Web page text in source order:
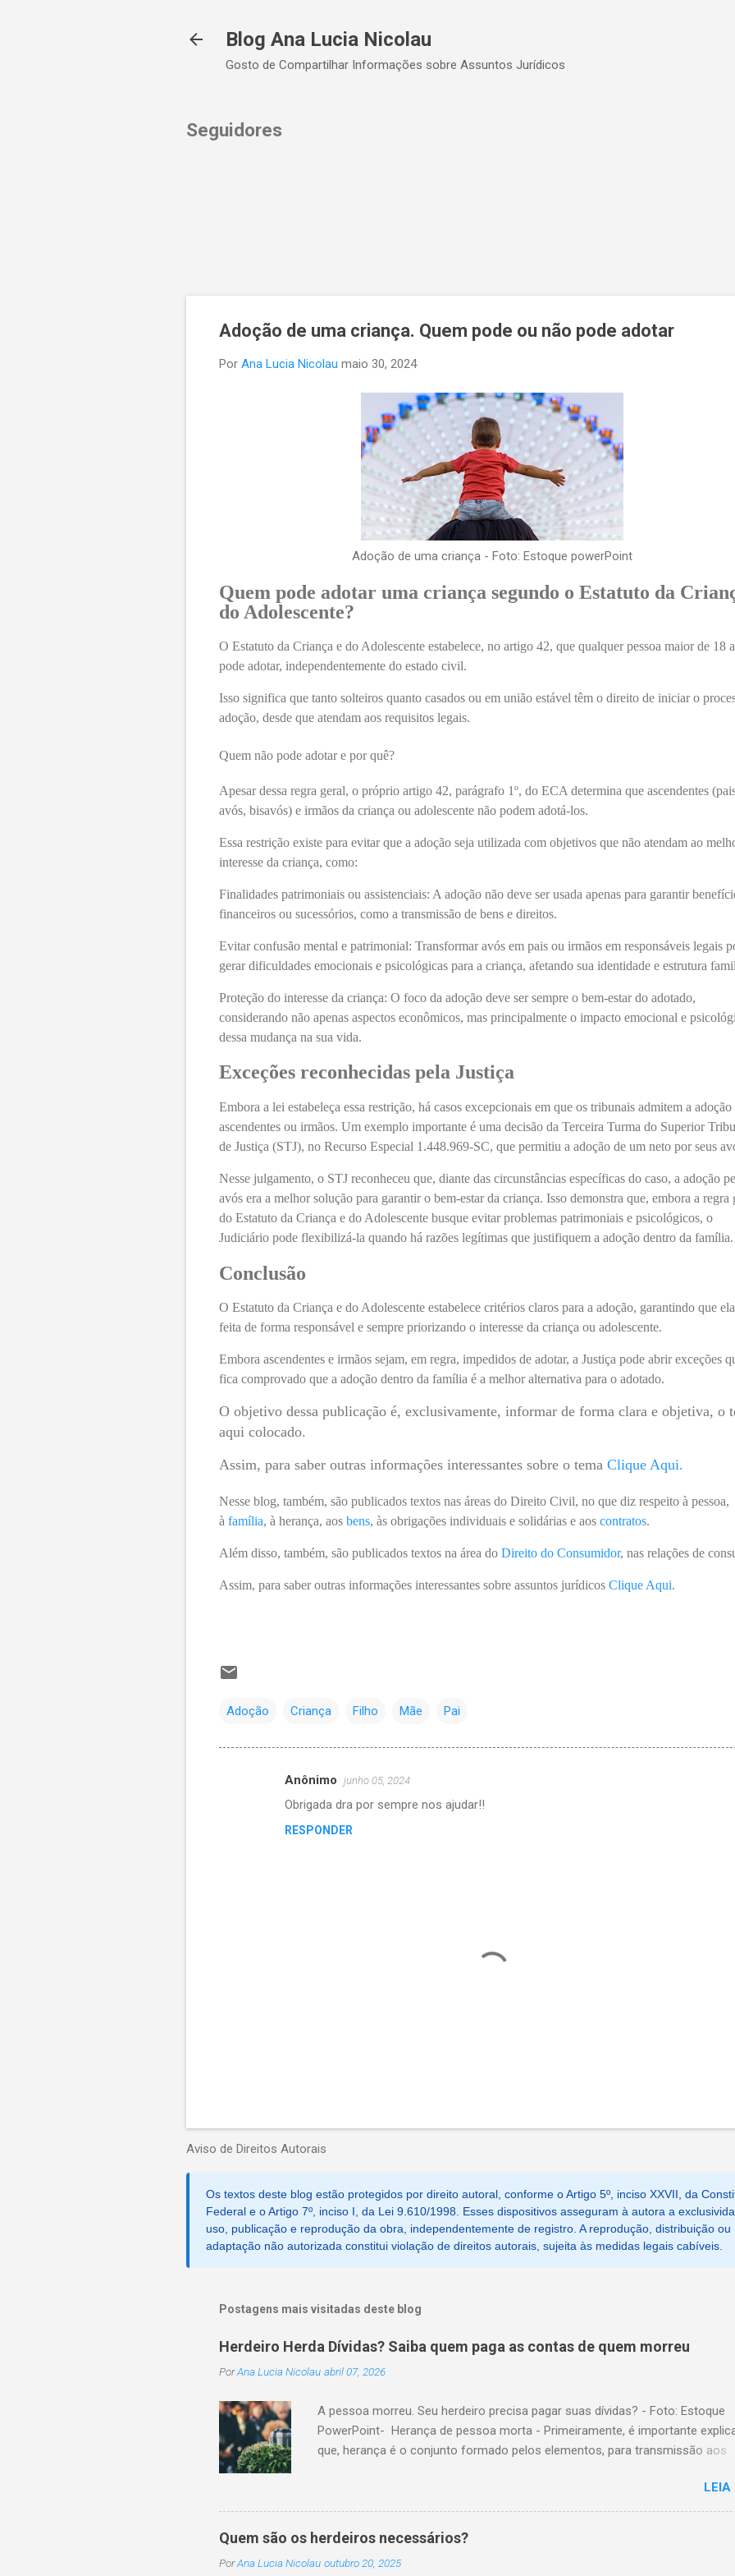
Blog Ana Lucia Nicolau
Gosto de Compartilhar Informações sobre Assuntos Jurídicos
Seguidores
Adoção de uma criança. Quem pode ou não pode adotar
Por Ana Lucia Nicolau maio 30, 2024
Adoção de uma criança - Foto: Estoque powerPoint
Quem pode adotar uma criança segundo o Estatuto da
do Adolescente?
O Estatuto da Criança e do Adolescente estabelece, no artigo 42, que qualquer pessoa maior de 18
pode adotar, independentemente do estado civil.
Isso significa que tanto solteiros quanto casados ou em união estável têm o direito de iniciar o
adoção, desde que atendam aos requisitos legais.
Quem não pode adotar e por quê?
Apesar dessa regra geral, o próprio artigo 42, parágrafo 1º, do ECA determina que ascendentes
avós, bisavós) e irmãos da criança ou adolescente não podem adotá-los.
Essa restrição existe para evitar que a adoção seja utilizada com objetivos que não atendam ao
interesse da criança, como:
Finalidades patrimoniais ou assistenciais: A adoção não deve ser usada apenas para garantir
financeiros ou sucessórios, como a transmissão de bens e direitos.
Evitar confusão mental e patrimonial: Transformar avós em pais ou irmãos em responsáveis legais
gerar dificuldades emocionais e psicológicas para a criança, afetando sua identidade e estrutura
Proteção do interesse da criança: O foco da adoção deve ser sempre o bem-estar do adotado,
considerando não apenas aspectos econômicos, mas principalmente o impacto emocional e
dessa mudança na sua vida.
Exceções reconhecidas pela Justiça
Embora a lei estabeleça essa restrição, há casos excepcionais em que os tribunais admitem a
ascendentes ou irmãos. Um exemplo importante é uma decisão da Terceira Turma do Superior
de Justiça (STJ), no Recurso Especial 1.448.969-SC, que permitiu a adoção de um neto por seus
Nesse julgamento, o STJ reconheceu que, diante das circunstâncias específicas do caso, a adoção
avós era a melhor solução para garantir o bem-estar da criança. Isso demonstra que, embora a regra
do Estatuto da Criança e do Adolescente busque evitar problemas patrimoniais e psicológicos, o
Judiciário pode flexibilizá-la quando há razões legítimas que justifiquem a adoção dentro da família.
Conclusão
O Estatuto da Criança e do Adolescente estabelece critérios claros para a adoção, garantindo que
feita de forma responsável e sempre priorizando o interesse da criança ou adolescente.
Embora ascendentes e irmãos sejam, em regra, impedidos de adotar, a Justiça pode abrir exceções
fica comprovado que a adoção dentro da família é a melhor alternativa para o adotado.
O objetivo dessa publicação é, exclusivamente, informar de forma clara e objetiva, o
aqui colocado.
Assim, para saber outras informações interessantes sobre o tema Clique Aqui.
Nesse blog, também, são publicados textos nas áreas do Direito Civil, no que diz respeito à pessoa,
à família, à herança, aos bens, às obrigações individuais e solidárias e aos contratos.
Além disso, também, são publicados textos na área do Direito do Consumidor, nas relações de
Assim, para saber outras informações interessantes sobre assuntos jurídicos Clique Aqui.
Adoção Criança Filho Mãe Pai
Anônimo junho 05, 2024
Obrigada dra por sempre nos ajudar!!
RESPONDER
o
s
t
u
m
c
o
t
á
i
Aviso de Direitos Autorais
Os textos deste blog estão protegidos por direito autoral, conforme o Artigo 5º, inciso XXVII, da
Federal e o Artigo 7º, inciso I, da Lei 9.610/1998. Esses dispositivos asseguram à autora a
uso, publicação e reprodução da obra, independentemente de registro. A reprodução, distribuição ou
adaptação não autorizada constitui violação de direitos autorais, sujeita às medidas legais cabíveis.
Postagens mais visitadas deste blog
Herdeiro Herda Dívidas? Saiba quem paga as contas de quem morreu
PorAna Lucia Nicolau abril 07, 2026
A pessoa morreu. Seu herdeiro precisa pagar suas dívidas? - Foto: Estoque
PowerPoint- Herança de pessoa morta - Primeiramente, é importante
que, herança é o conjunto formado pelos elementos, para transmissão aos
monetária, como, por exemplo, bens imóveis; B) negativos; ou seja,
não cumpridas, como, por exemplo, dívidas em dinheiro. Por isso, tem
a conclusão de que, quem herda crédito, também, herda débito. A
legítima ou testamentária. A sucessão legítima é a prevista em lei, para a
LEIA
Quem são os herdeiros necessários?
PorAna Lucia Nicolau outubro 20, 2025